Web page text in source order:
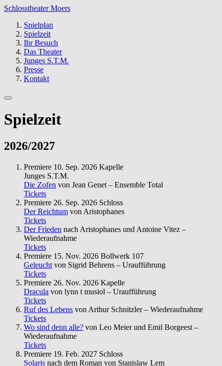
Schlosstheater Moers
Spielplan
Spielzeit
Ihr Besuch
Das Theater
Junges S.T.M.
Presse
Kontakt
Spielzeit
2026/2027
Premiere 10. Sep. 2026 Kapelle
Junges S.T.M.
Die Zofen von Jean Genet – Ensemble Total
Tickets
Premiere 26. Sep. 2026 Schloss
Der Reichtum von Aristophanes
Tickets
Der Frieden nach Aristophanes und Antoine Vitez –
Wiederaufnahme
Tickets
Premiere 15. Nov. 2026 Bollwerk 107
Geleucht von Sigrid Behrens – Uraufführung
Tickets
Premiere 26. Nov. 2026 Kapelle
Dracula von lynn t musiol – Uraufführung
Tickets
Ruf des Lebens von Arthur Schnitzler – Wiederaufnahme
Tickets
Wo sind denn alle? von Leo Meier und Emil Borgeest –
Wiederaufnahme
Tickets
Premiere 19. Feb. 2027 Schloss
Solaris nach dem Roman von Stanislaw Lem